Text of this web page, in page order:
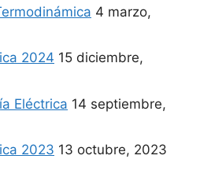
4 marzo,
2024 15 diciembre,
Eléctrica 14 septiembre,
2023 13 octubre, 2023